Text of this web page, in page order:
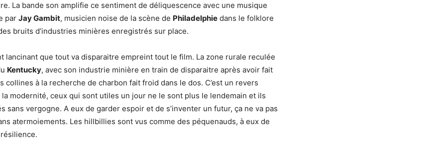
La bande son amplifie ce sentiment de déliquescence avec une musique
par Jay Gambit, musicien noise de la scène de Philadelphie dans le folklore
bruits d’industries minières enregistrés sur place.
lancinant que tout va disparaitre empreint tout le film. La zone rurale reculée
Kentucky, avec son industrie minière en train de disparaitre après avoir fait
collines à la recherche de charbon fait froid dans le dos. C’est un revers
modernité, ceux qui sont utiles un jour ne le sont plus le lendemain et ils
sans vergogne. A eux de garder espoir et de s’inventer un futur, ça ne va pas
atermoiements. Les hillbillies sont vus comme des péquenauds, à eux de